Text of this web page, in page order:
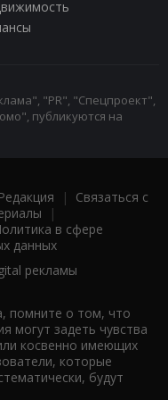
"PR", "Спецпроект",
публикуются на
Редакция | Связаться с
|
в сфере
данных
рекламы
помните о том, что
могут задеть чувства
косвенно имеющих
которые
будут